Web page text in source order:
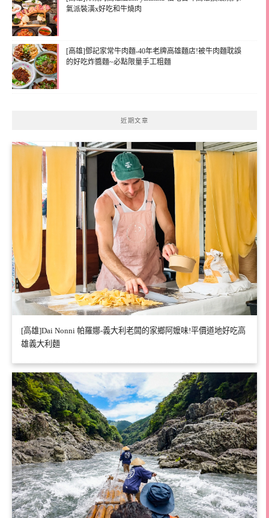
氣派裝潢x好吃和牛燒肉
[高雄]鄧記家常牛肉麵-40年老牌高雄麵店!被牛肉麵耽誤
的好吃炸醬麵~必點限量手工粗麵
近期文章
[高雄]Dai Nonni 帕羅娜-義大利老闆的家鄉阿嬤味!平價道地好吃高
雄義大利麵